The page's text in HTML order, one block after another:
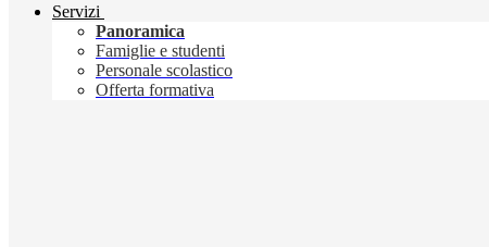
Servizi
Panoramica
Famiglie e studenti
Personale scolastico
Offerta formativa